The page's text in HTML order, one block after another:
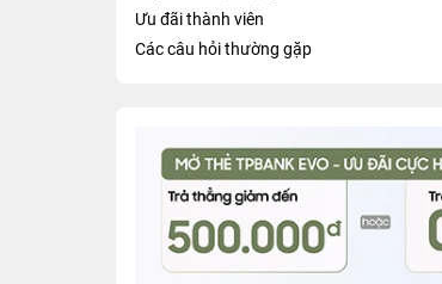
Ưu đãi thành viên
Các câu hỏi thường gặp